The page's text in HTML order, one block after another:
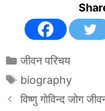
Categories
जीवन परिचय
Tags
biography
विष्णु गोविन्द जोग